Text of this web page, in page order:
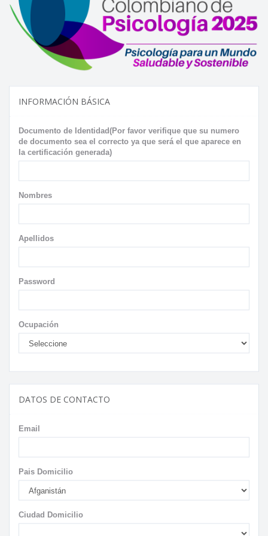
INFORMACIÓN BÁSICA
Documento de Identidad(Por favor verifique que su numero
de documento sea el correcto ya que será el que aparece en
la certificación generada)
Nombres
Apellidos
Password
Ocupación
DATOS DE CONTACTO
Email
Pais Domicilio
Ciudad Domicilio